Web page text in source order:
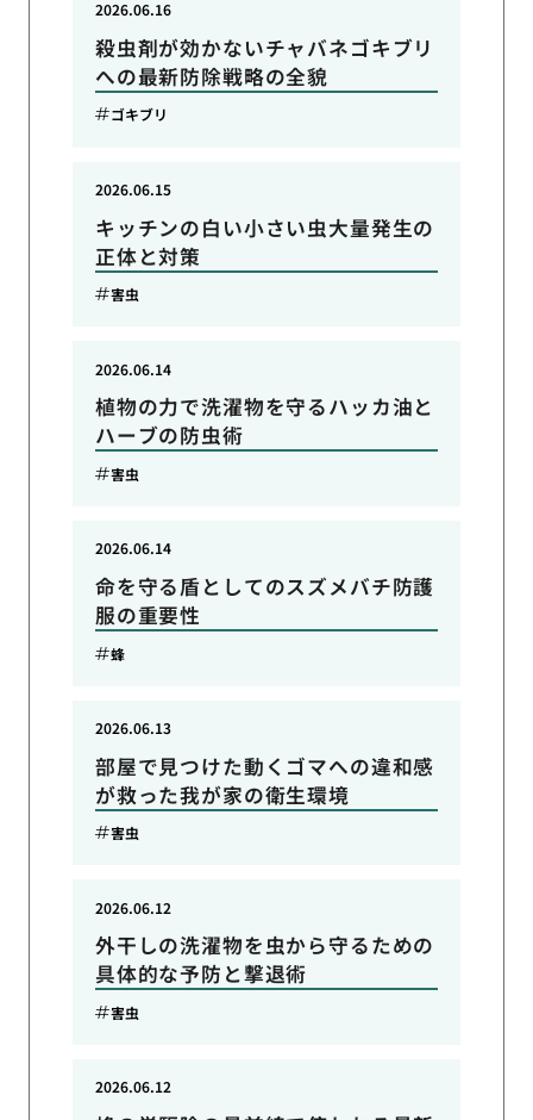
殺虫剤が効かないチャバネゴキブリ
への最新防除戦略の全貌
2026.06.16
ゴキブリ
キッチンの白い小さい虫大量発生の
正体と対策
2026.06.15
害虫
植物の力で洗濯物を守るハッカ油と
ハーブの防虫術
2026.06.14
害虫
命を守る盾としてのスズメバチ防護
服の重要性
2026.06.14
蜂
部屋で見つけた動くゴマへの違和感
が救った我が家の衛生環境
2026.06.13
害虫
外干しの洗濯物を虫から守るための
具体的な予防と撃退術
2026.06.12
害虫
2026.06.12